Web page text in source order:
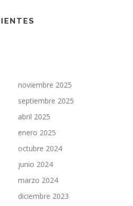
noviembre 2025
septiembre 2025
abril 2025
enero 2025
octubre 2024
junio 2024
marzo 2024
diciembre 2023